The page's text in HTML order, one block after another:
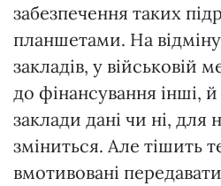
забезпечення таких
планшетами. На
закладів, у військовій
до фінансування інші, й
заклади дані чи ні, для
зміниться. Але тішить
вмотивовані